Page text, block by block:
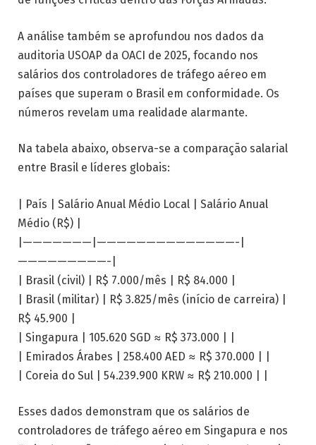
A análise também se aprofundou nos dados da
auditoria USOAP da OACI de 2025, focando nos
salários dos controladores de tráfego aéreo em
países que superam o Brasil em conformidade. Os
números revelam uma realidade alarmante.
Na tabela abaixo, observa-se a comparação salarial
entre Brasil e líderes globais:
| País | Salário Anual Médio Local | Salário Anual
Médio (R$) |
|———————|——————————————-|
—————————-|
| Brasil (civil) | R$ 7.000/mês | R$ 84.000 |
| Brasil (militar) | R$ 3.825/mês (início de carreira) |
R$ 45.900 |
| Singapura | 105.620 SGD ≈ R$ 373.000 | |
| Emirados Árabes | 258.400 AED ≈ R$ 370.000 | |
| Coreia do Sul | 54.239.900 KRW ≈ R$ 210.000 | |
Esses dados demonstram que os salários de
controladores de tráfego aéreo em Singapura e nos